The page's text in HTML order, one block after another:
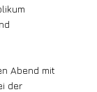
Abend mit
der